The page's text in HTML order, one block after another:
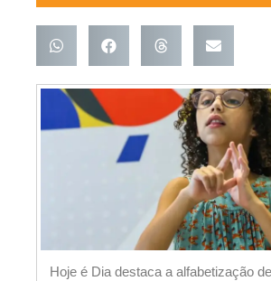
Hoje é Dia destaca a alfabetização